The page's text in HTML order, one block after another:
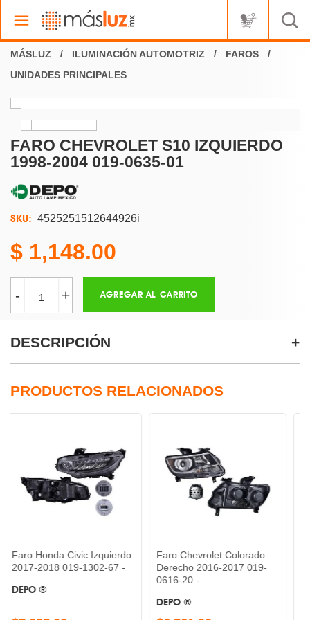
ILUMINACIÓN AUTOMOTRIZ
FAROS
UNIDADES PRINCIPALES
FARO CHEVROLET S10 IZQUIERDO
1998-2004 019-0635-01
SKU: 4525251512644926i
1,148.00
- + AGREGAR AL CARRITO
DESCRIPCIÓN
PRODUCTOS RELACIONADOS
Civic Izquierdo
019-1302-67 -
Faro Chevrolet Colorado
Derecho 2016-2017 019-
Faro
Izquierdo